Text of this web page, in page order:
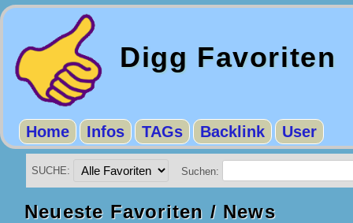
Digg Favoriten
Home Infos TAGs Backlink User
SUCHE: Suchen:
Neueste Favoriten / News